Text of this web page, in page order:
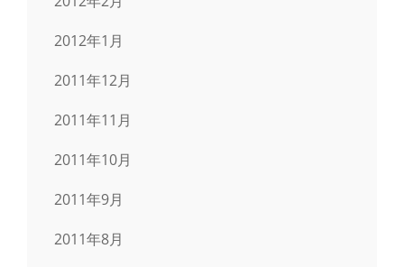
2012年1月
2011年12月
2011年11月
2011年10月
2011年9月
2011年8月